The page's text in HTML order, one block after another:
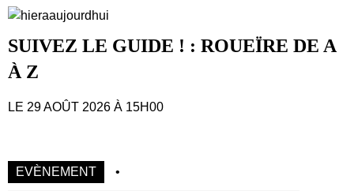
SUIVEZ LE GUIDE ! : ROUEÏRE DE A
À Z
LE 29 AOÛT 2026 À 15H00
EVÈNEMENT •